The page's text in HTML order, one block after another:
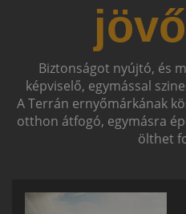
Biztonságot nyújtó, és
képviselő, egymással
A Terrán ernyőmárkának
otthon átfogó, egymásra
ölthet